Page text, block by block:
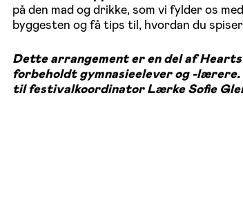
på den mad og drikke, som vi fylder os
byggesten og få tips til, hvordan du
Dette arrangement er en del af
forbeholdt gymnasieelever og -lærere.
til festivalkoordinator Lærke Sofie